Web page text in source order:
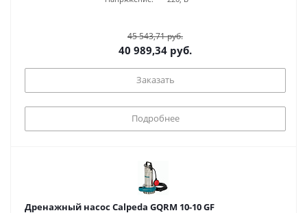
45 543,71 руб.
40 989,34 руб.
Заказать
Подробнее
Дренажный насос Calpeda GQRM 10-10 GF